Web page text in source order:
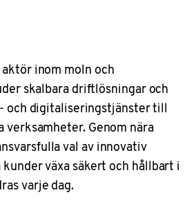
inom moln och
skalbara driftlösningar och
och digitaliseringstjänster till
Genom nära
val av innovativ
växa säkert och hållbart i
varje dag.